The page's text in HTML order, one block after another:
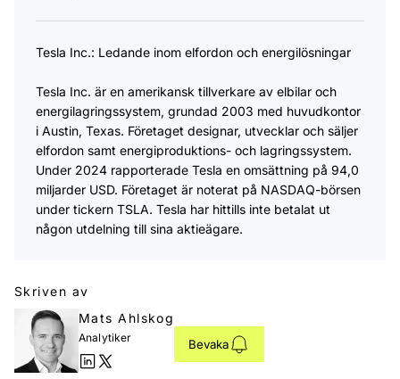
Tesla Inc.: Ledande inom elfordon och energilösningar
Tesla Inc. är en amerikansk tillverkare av elbilar och
energilagringssystem, grundad 2003 med huvudkontor
i Austin, Texas. Företaget designar, utvecklar och säljer
elfordon samt energiproduktions- och lagringssystem.
Under 2024 rapporterade Tesla en omsättning på 94,0
miljarder USD. Företaget är noterat på NASDAQ-börsen
under tickern TSLA. Tesla har hittills inte betalat ut
någon utdelning till sina aktieägare.
Skriven av
Mats Ahlskog
Analytiker Bevaka